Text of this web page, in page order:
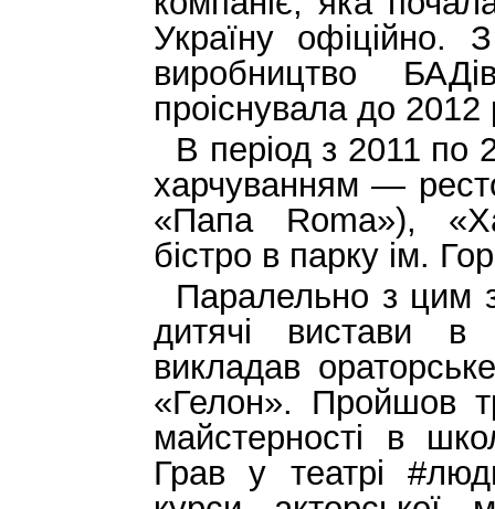
Україну
виробництво
проіснувала до 2012
В період з 2011 по
харчуванням —
«Папа Roma»), «
бістро в парку ім.
Паралельно з цим
дитячі вистави
викладав
«Гелон». Пройшов
майстерності в
Грав у театрі